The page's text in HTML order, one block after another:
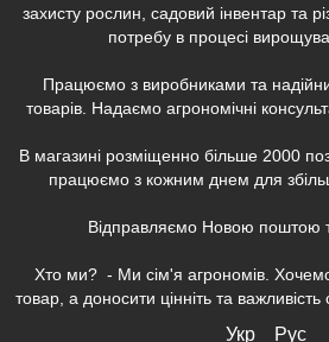
захисту рослин, садовий інвентар та
потребу в процесі
Працюємо з виробниками та
товарів. Надаємо агрономічні
В магазині розміщенно більше 2000
працюємо з кожним днем для
Відправляємо Новою поштою
Хто ми? - Ми сім'я агрономів.
товар, а доносити цінніть та важливість
Укр Рус